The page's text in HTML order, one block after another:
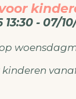
13:30 - 07/
kinderen